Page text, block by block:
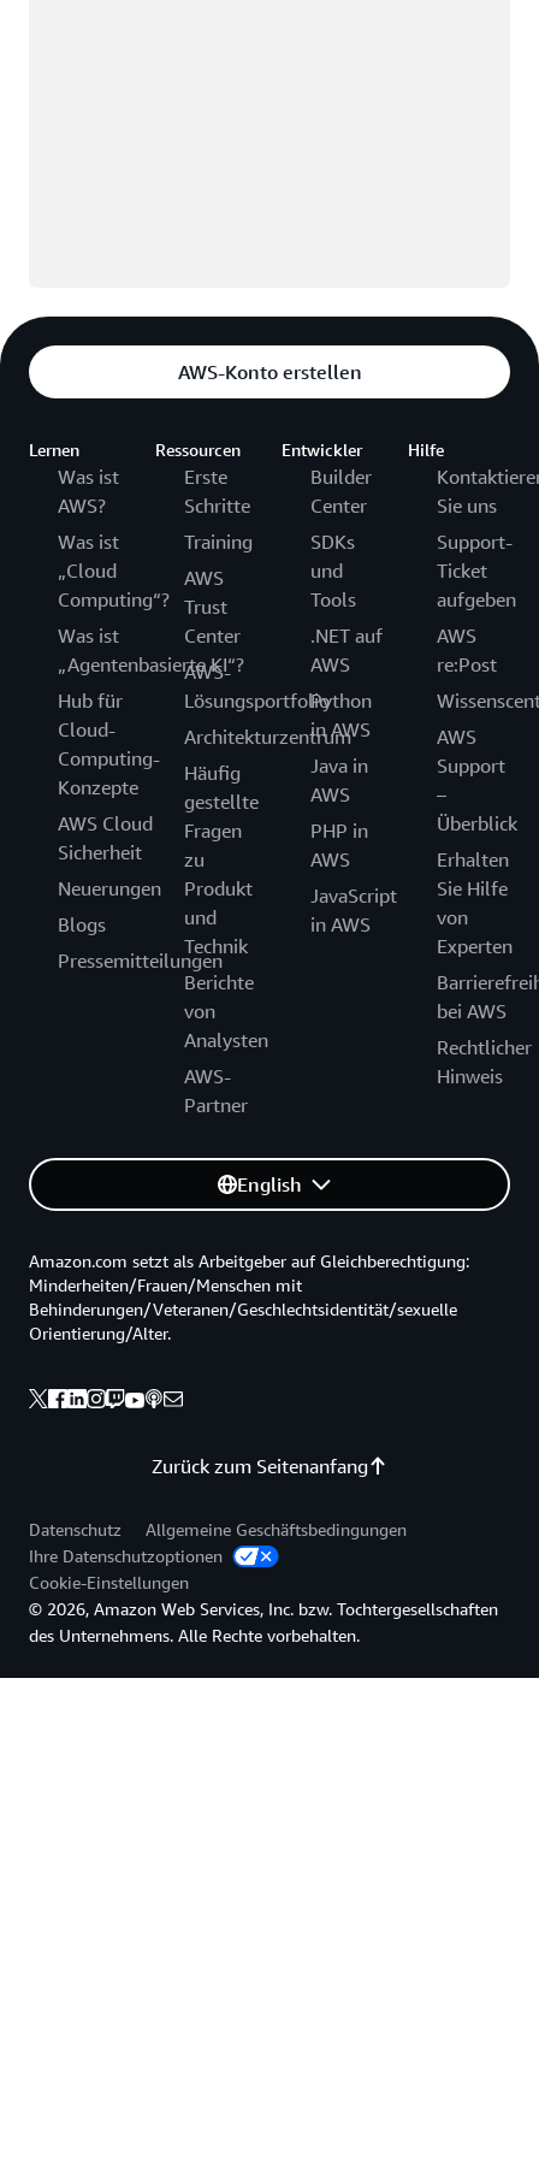
AWS-Konto erstellen
Lernen
Was ist
AWS?
Was ist
„Cloud
Computing“?
Was ist
„Agentenbasierte KI“?
Hub für
Cloud-
Computing-
Konzepte
AWS Cloud
Sicherheit
Neuerungen
Blogs
Pressemitteilungen
Ressourcen
Erste
Schritte
Training
AWS
Trust
Center
AWS-
Lösungsportfolio
Architekturzentrum
Häufig
gestellte
Fragen
zu
Produkt
und
Technik
Berichte
von
Analysten
AWS-
Partner
Entwickler
Builder
Center
SDKs
und
Tools
.NET auf
AWS
Python
in AWS
Java in
AWS
PHP in
AWS
JavaScript
in AWS
Hilfe
Sie uns
Support-
Ticket
aufgeben
AWS
re:Post
AWS
Support
–
Überblick
Erhalten
Sie Hilfe
von
Experten
bei AWS
Rechtlicher
Hinweis
English
Zurück zum Seitenanfang
Amazon.com setzt als Arbeitgeber auf Gleichberechtigung:
Minderheiten/Frauen/Menschen mit
Behinderungen/Veteranen/Geschlechtsidentität/sexuelle
Orientierung/Alter.
Datenschutz
Allgemeine Geschäftsbedingungen
Ihre Datenschutzoptionen
Cookie-Einstellungen
© 2026, Amazon Web Services, Inc. bzw. Tochtergesellschaften
des Unternehmens. Alle Rechte vorbehalten.